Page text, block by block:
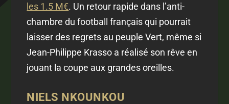
les 1.5 M€. Un retour rapide dans l’anti-
chambre du football français qui pourrait
laisser des regrets au peuple Vert, même si
Jean-Philippe Krasso a réalisé son rêve en
jouant la coupe aux grandes oreilles.
NIELS NKOUNKOU